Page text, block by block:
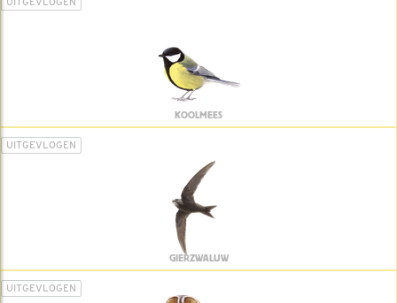
KOOLMEES
UITGEVLOGEN
GIERZWALUW
UITGEVLOGEN